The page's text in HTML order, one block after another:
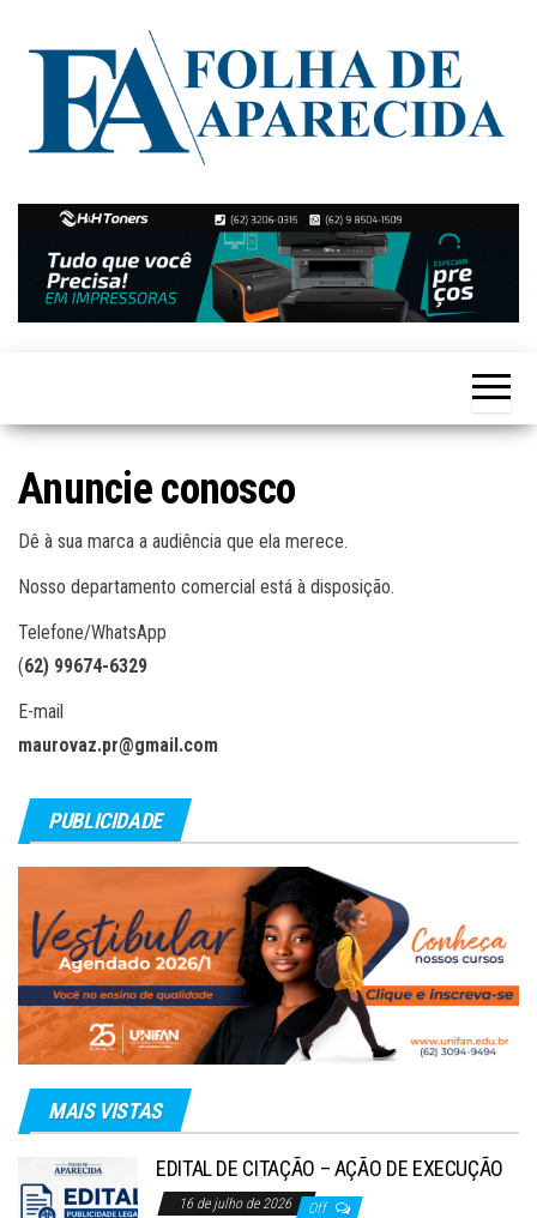
Folha de
Aparecida
Notícias
de
Aparecida
de
Goiânia
Anuncie conosco
Dê à sua marca a audiência que ela merece.
Nosso departamento comercial está à disposição.
Telefone/WhatsApp
(62) 99674-6329
E-mail
maurovaz.pr@gmail.com
PUBLICIDADE
MAIS VISTAS
EDITAL DE CITAÇÃO – AÇÃO DE EXECUÇÃO
16 de julho de 2026 Off